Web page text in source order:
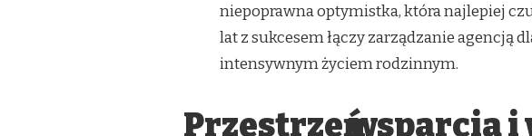
niepoprawna optymistka, która najlepiej
lat z sukcesem łączy zarządzanie agencją
intensywnym życiem rodzinnym.
Przestrzeń wsparcia i